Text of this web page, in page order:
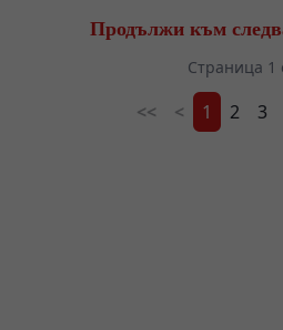
Продължи към
Страница 1
<< < 1 2 3